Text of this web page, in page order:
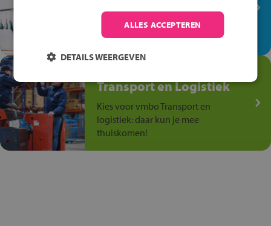
Ontdek via het vmbo jouw talent
op de winkelvloer, waar elke dag
anders is!
Transport en Logistiek
Kies voor vmbo Transport en
logistiek: daar kun je mee
thuiskomen!
ALLES ACCEPTEREN
DETAILS WEERGEVEN